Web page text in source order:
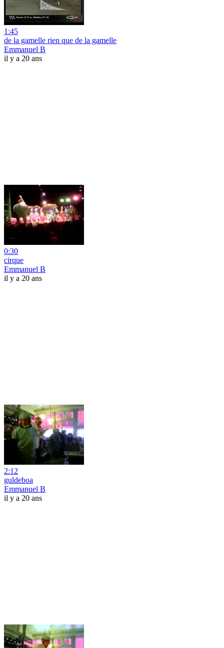
1:45
de la gamelle rien que de la gamelle
Emmanuel B
il y a 20 ans
0:30
cirque
Emmanuel B
il y a 20 ans
2:12
guldeboa
Emmanuel B
il y a 20 ans